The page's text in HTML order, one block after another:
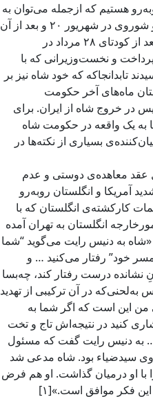
هستیم که ازجمله می‌توان به
نقش دولت‌های آمریکا و انگلستان و شوروی در شهریور ۲۰ و بعد از آن
و سهم دولت‌های انگلیس و آمریکا بعد از کودتای ۲۸ مرداد در
و نخست‌وزیرانی که با
تابدانجاکه که خود شاه نیز بر
ماه‌های آخر حکومت
در خروج شاه از ایران. برای
به یک واقعه در حکومت شاه
بسیاری از نکته‌ها در
۳۸ شاه به‌دنبال عقد معاهده‌ی دوستی و عدم
آمریکا و انگلستان روبه‌رو
دیپلمات کارکشته‌ی انگلستان که با
انگلستان به تهران آمده
«شاه به دنیس رایت می‌گوید “شما
خود” رفتار می‌کنید … و
نشانده درست رفتار کند، چه‌بسا
در آن ترکیبی از تهدید
من این است که اگر شما به
کنید در نتیجه‌اش تاج و تخت
… به دنیس رایت گفت که مسئول
سیدضیاء بود. شاه مدعی شد
او درمیان گذاشت. او هم فرض
این فکر موافق است.»[۱]